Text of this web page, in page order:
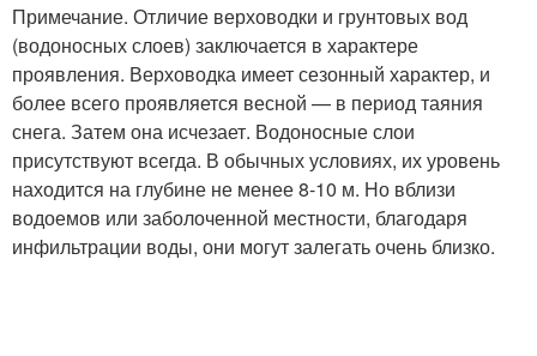
Примечание. Отличие верховодки и грунтовых вод
(водоносных слоев) заключается в характере
проявления. Верховодка имеет сезонный характер, и
более всего проявляется весной — в период таяния
снега. Затем она исчезает. Водоносные слои
присутствуют всегда. В обычных условиях, их уровень
находится на глубине не менее 8-10 м. Но вблизи
водоемов или заболоченной местности, благодаря
инфильтрации воды, они могут залегать очень близко.